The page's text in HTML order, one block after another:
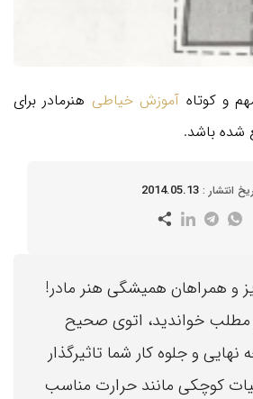
و کوتاه آموزش خیاطی هنرمادر برای
شده باشد.
انتشار : 2014.05.13
و همراهان همیشگی هنر مادر!
مطلب خواندید، اتوی صحیح
و جلوه کار شما تاثیرگذار
کوچکی مانند حرارت مناسب